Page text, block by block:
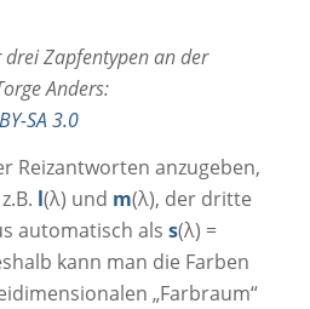
Zapfentypen an der
Anders:
SA 3.0
Reizantworten anzugeben,
l(λ) und m(λ), der dritte
automatisch als s(λ) =
kann man die Farben
„Farbraum“